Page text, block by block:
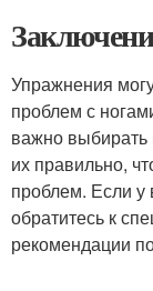
Упражнения
проблем с
важно
их правильно,
проблем. Если у
обратитесь к
рекомендации